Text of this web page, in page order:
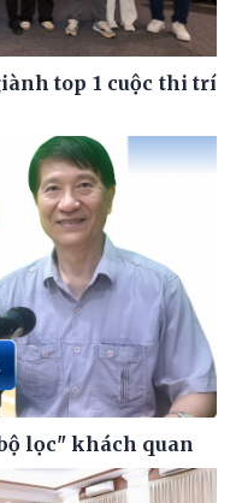
top 1 cuộc thi trí
lọc" khách quan